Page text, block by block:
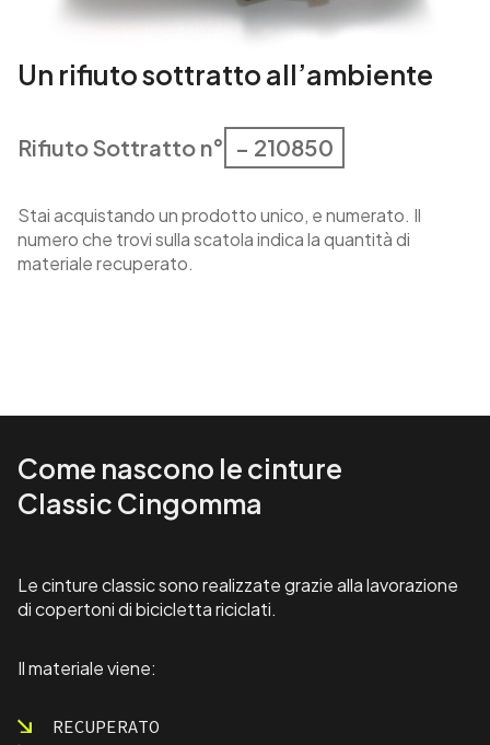
Un rifiuto sottratto all’ambiente
Rifiuto Sottratto n° – 210850
Stai acquistando un prodotto unico, e numerato. Il
numero che trovi sulla scatola indica la quantità di
materiale recuperato.
Come nascono le cinture
Classic Cingomma
Le cinture classic sono realizzate grazie alla lavorazione
di copertoni di bicicletta riciclati.
Il materiale viene:
RECUPERATO